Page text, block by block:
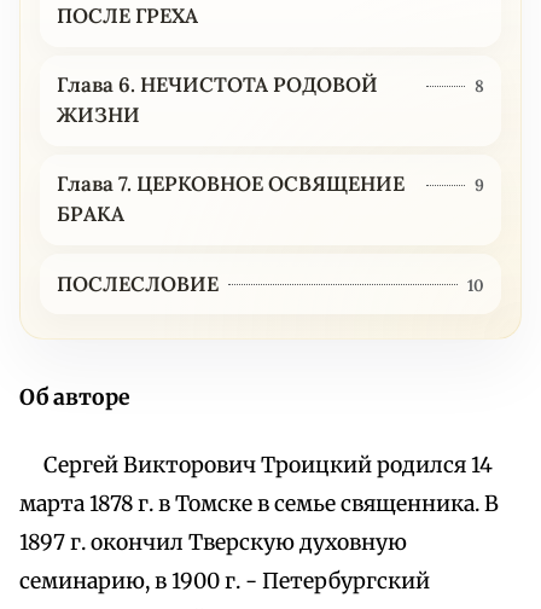
ПОСЛЕ ГРЕХА
Глава 6. НЕЧИСТОТА РОДОВОЙ
ЖИЗНИ
8
Глава 7. ЦЕРКОВНОЕ ОСВЯЩЕНИЕ
БРАКА
9
ПОСЛЕСЛОВИЕ 10
Об авторе
Сергей Викторович Троицкий родился 14
марта 1878 г. в Томске в семье священника. В
1897 г. окончил Тверскую духовную
семинарию, в 1900 г. - Петербургский